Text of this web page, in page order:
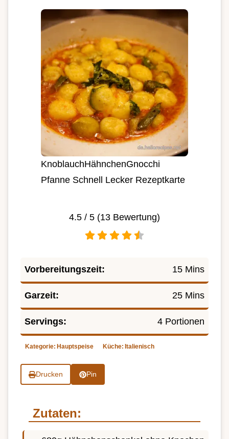
KnoblauchHähnchenGnocchi
Pfanne Schnell Lecker Rezeptkarte
4.5 / 5 (13 Bewertung)
Vorbereitungszeit: 15 Mins
Garzeit: 25 Mins
Servings: 4 Portionen
Kategorie: Hauptspeise Küche: Italienisch
Drucken Pin
Zutaten: